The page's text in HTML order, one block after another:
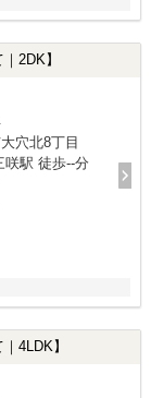
2DK】
穴北8丁目
咲駅 徒歩--分
4LDK】